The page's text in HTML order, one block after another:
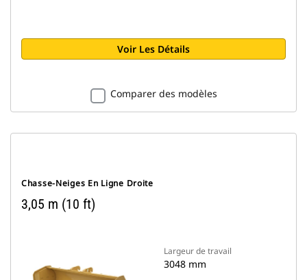
Voir Les Détails
Comparer des modèles
Chasse-Neiges En Ligne Droite
3,05 m (10 ft)
Largeur de travail
3048 mm